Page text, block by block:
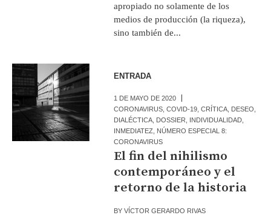
apropiado no solamente de los
medios de producción (la riqueza),
sino también de...
ENTRADA
1 DE MAYO DE 2020
CORONAVIRUS ,COVID-19 ,CRÍTICA DESEO
DIALÉCTICA DOSSIER INDIVIDUALIDAD
INMEDIATEZ
NÚMERO ESPECIAL 8:
CORONAVIRUS
El fin del nihilismo
contemporáneo y el
retorno de la historia
BYVÍCTOR GERARDO RIVAS